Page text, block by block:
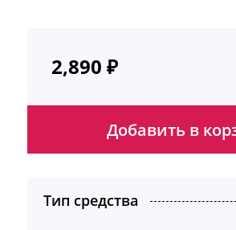
2,890 ₽
Добавить в
Тип средства